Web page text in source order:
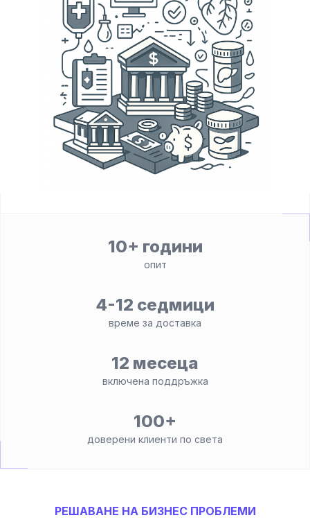
10+ години
опит
4-12 седмици
време за доставка
12 месеца
включена поддръжка
100+
доверени клиенти по света
РЕШАВАНЕ НА БИЗНЕС ПРОБЛЕМИ